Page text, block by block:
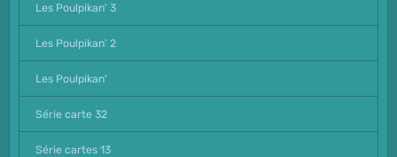
Les Poulpikan' 3
Les Poulpikan' 2
Les Poulpikan'
Série carte 32
Série cartes 13